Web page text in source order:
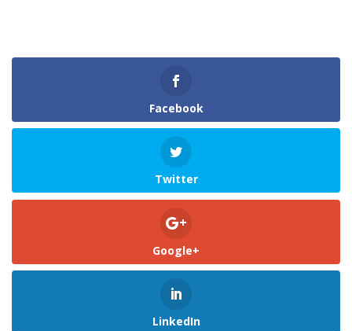
Facebook
Twitter
Google+
LinkedIn